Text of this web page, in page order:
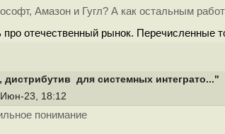
Амазон и Гугл? А как остальным
про отечественный рынок. Перечисленные
дистрибутив для системных интеграто..."
23, 18:12
понимание